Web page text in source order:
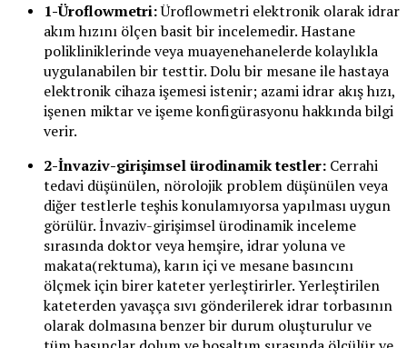
1-Üroflowmetri:Üroflowmetri elektronik olarak idrar
akım hızını ölçen basit bir incelemedir. Hastane
polikliniklerinde veya muayenehanelerde kolaylıkla
uygulanabilen bir testtir. Dolu bir mesane ile hastaya
elektronik cihaza işemesi istenir; azami idrar akış hızı,
işenen miktar ve işeme konfigürasyonu hakkında bilgi
verir.
2-İnvaziv-girişimsel ürodinamik testler: Cerrahi
tedavi düşünülen, nörolojik problem düşünülen veya
diğer testlerle teşhis konulamıyorsa yapılması uygun
görülür. İnvaziv-girişimsel ürodinamik inceleme
sırasında doktor veya hemşire, idrar yoluna ve
makata(rektuma), karın içi ve mesane basıncını
ölçmek için birer kateter yerleştirirler. Yerleştirilen
kateterden yavaşça sıvı gönderilerek idrar torbasının
olarak dolmasına benzer bir durum oluşturulur ve